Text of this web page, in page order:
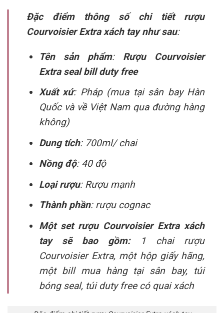
Đặc điểm thông số chi tiết rượu
Courvoisier Extra xách tay như sau:
Tên sản phẩm: Rượu Courvoisier
Extra seal bill duty free
Xuất xứ: Pháp (mua tại sân bay Hàn
Quốc và về Việt Nam qua đường hàng
không)
Dung tích: 700ml/ chai
Nồng độ: 40 độ
Loại rượu: Rượu mạnh
Thành phần: rượu cognac
Một set rượu Courvoisier Extra xách
tay sẽ bao gồm:
1 chai rượu
Courvoisier Extra, một hộp giấy hãng,
một bill mua hàng tại sân bay, túi
bóng seal, túi duty free có quai xách